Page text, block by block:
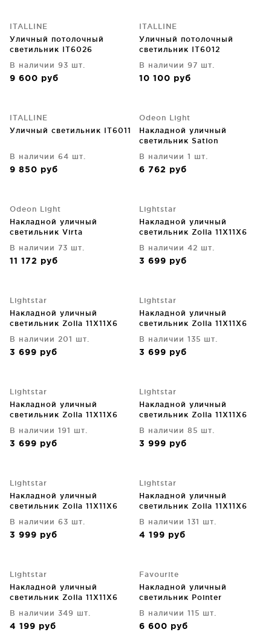
ITALLINE
Уличный потолочный
светильник IT6026
В наличии 93 шт.
9 600 руб
ITALLINE
Уличный потолочный
светильник IT6012
В наличии 97 шт.
10 100 руб
ITALLINE
Уличный светильник IT6011
В наличии 64 шт.
9 850 руб
Odeon Light
Накладной уличный
светильник Sation
В наличии 1 шт.
6 762 руб
Odeon Light
Накладной уличный
светильник Virta
В наличии 73 шт.
11 172 руб
Lightstar
Накладной уличный
светильник Zolla 11X11X6
В наличии 42 шт.
3 699 руб
Lightstar
Накладной уличный
светильник Zolla 11X11X6
В наличии 201 шт.
3 699 руб
Lightstar
Накладной уличный
светильник Zolla 11X11X6
В наличии 135 шт.
3 699 руб
Lightstar
Накладной уличный
светильник Zolla 11X11X6
В наличии 191 шт.
3 699 руб
Lightstar
Накладной уличный
светильник Zolla 11X11X6
В наличии 85 шт.
3 999 руб
Lightstar
Накладной уличный
светильник Zolla 11X11X6
В наличии 63 шт.
3 999 руб
Lightstar
Накладной уличный
светильник Zolla 11X11X6
В наличии 131 шт.
4 199 руб
Lightstar
Накладной уличный
светильник Zolla 11X11X6
В наличии 349 шт.
4 199 руб
Favourite
Накладной уличный
светильник Pointer
В наличии 115 шт.
6 600 руб